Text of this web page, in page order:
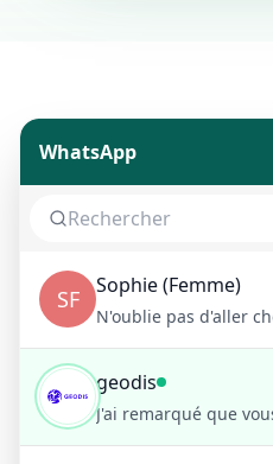
WhatsApp
SF Sophie (Femme)
geodis